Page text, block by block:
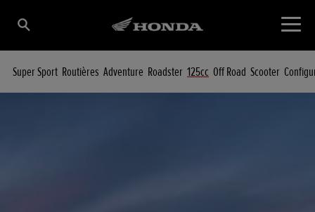
Super Sport Routières Adventure Roadster 125cc Off Road Scooter